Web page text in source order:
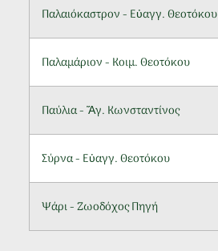
Παλαιόκαστρον - Εὐαγγ. Θεοτόκου
Παλαμάριον - Κοιμ. Θεοτόκου
Παύλια - Ἅγ. Κωνσταντίνος
Σύρνα - Εὐαγγ. Θεοτόκου
Ψάρι - Ζωοδόχος Πηγή